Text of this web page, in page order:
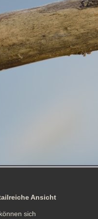
Ansicht
sich